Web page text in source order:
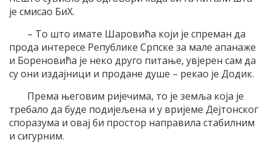
је смисао БиХ.
– То што имате Шаровића који је спреман да
прода интересе Републике Српске за мале апанаже
и Бореновића је неко друго питање, увјерен сам да
су они издајници и продане душе – рекао је Додик.
Према његовим ријечима, то је земља која је
требало да буде подијељена и у вријеме Дејтонског
споразума и овај би простор направила стабилним
и сигурним.